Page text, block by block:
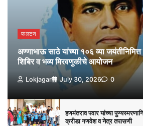
फलटण
अण्णाभाऊ साठे यांच्या १०६ व्या
शिबिर व भव्य मिरवणुकीचे आयोजन
Lokjagar July 30, 2026 0
हणमंतराव पवार यांच्या
क्रीडा गणवेश व नेत्र तपासणी